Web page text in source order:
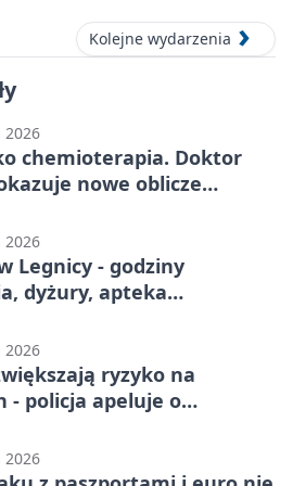
Kolejne wydarzenia
chemioterapia. Doktor
nowe oblicze
Legnicy - godziny
dyżury, apteka
ryzyko na
- policja apeluje o